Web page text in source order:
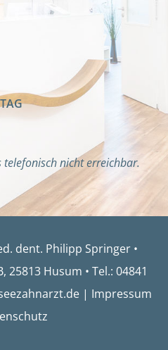
nicht erreichbar.
dent. Philipp Springer •
25813 Husum • Tel.: 04841
| Impressum